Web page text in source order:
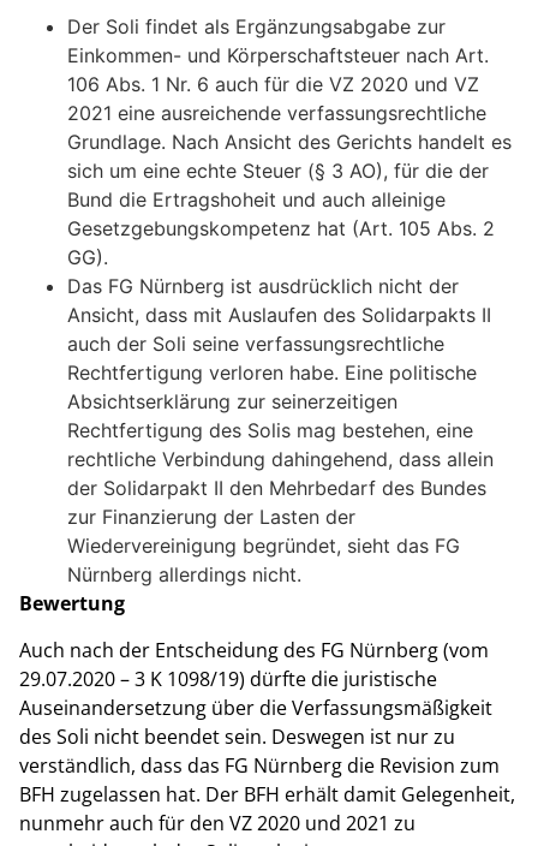
Der Soli findet als Ergänzungsabgabe zur
Einkommen- und Körperschaftsteuer nach Art.
106 Abs. 1 Nr. 6 auch für die VZ 2020 und VZ
2021 eine ausreichende verfassungsrechtliche
Grundlage. Nach Ansicht des Gerichts handelt es
sich um eine echte Steuer (§ 3 AO), für die der
Bund die Ertragshoheit und auch alleinige
Gesetzgebungskompetenz hat (Art. 105 Abs. 2
GG).
Das FG Nürnberg ist ausdrücklich nicht der
Ansicht, dass mit Auslaufen des Solidarpakts II
auch der Soli seine verfassungsrechtliche
Rechtfertigung verloren habe. Eine politische
Absichtserklärung zur seinerzeitigen
Rechtfertigung des Solis mag bestehen, eine
rechtliche Verbindung dahingehend, dass allein
der Solidarpakt II den Mehrbedarf des Bundes
zur Finanzierung der Lasten der
Wiedervereinigung begründet, sieht das FG
Nürnberg allerdings nicht.
Bewertung
Auch nach der Entscheidung des FG Nürnberg (vom
29.07.2020 – 3 K 1098/19) dürfte die juristische
Auseinandersetzung über die Verfassungsmäßigkeit
des Soli nicht beendet sein. Deswegen ist nur zu
verständlich, dass das FG Nürnberg die Revision zum
BFH zugelassen hat. Der BFH erhält damit Gelegenheit,
nunmehr auch für den VZ 2020 und 2021 zu